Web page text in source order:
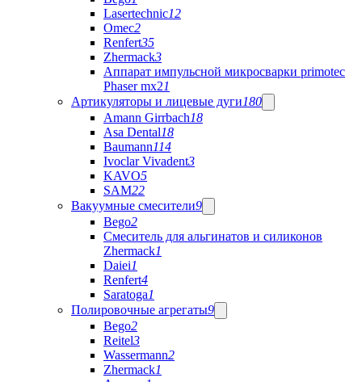
Lasertechnic12
Omec2
Renfert35
Zhermack3
Аппарат импульсной микросварки primotec
Phaser mx21
Артикуляторы и лицевые дуги180
Amann Girrbach18
Asa Dental18
Baumann114
Ivoclar Vivadent3
KAVO5
SAM22
Вакуумные смесители9
Bego2
Cмеситель для альгинатов и силиконов
Zhermack1
Daiei1
Renfert4
Saratoga1
Полировочные агрегаты9
Bego2
Reitel3
Wassermann2
Zhermack1